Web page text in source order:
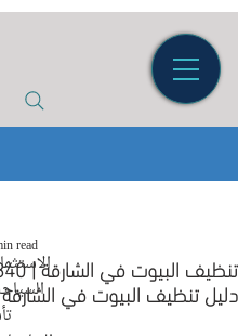
دليل تنظيف البيوت في الشارقة
read